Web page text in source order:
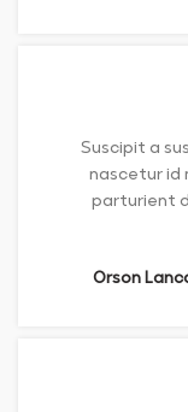
Suscipit a
nascetur id
parturient
Orson